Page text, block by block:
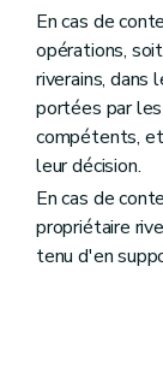
En cas de
opérations,
riverains, dans
portées par
compétents,
leur décision.
En cas de
propriétaire
tenu d'en